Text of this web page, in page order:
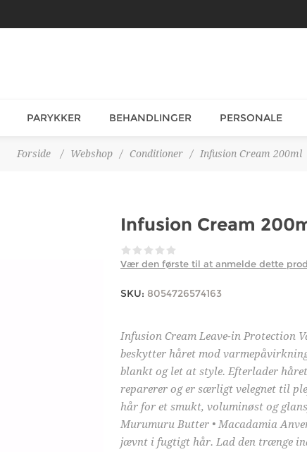
PARYKKER BEHANDLINGER PERSONALE
Forside / Webshop / Conditioner / Infusion Cream 200ml
Infusion Cream
Vær den første til at anmelde dette
SKU: 8054726574163
Infusion Cream Leave-in Protection
beskytter håret mod
blankt og let at style. Efterlader
reparerer og er særligt velegnet til
hår for et smukt, voluminøst og
Murumuru Butter • Macadamia
jævnt i fugtigt hår. Lad den trænge